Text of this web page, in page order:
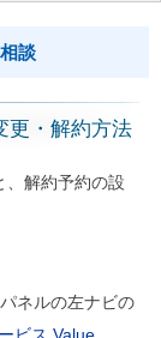
談
更・解約方法
、解約予約の設
ネルの左ナビの
ビス Value